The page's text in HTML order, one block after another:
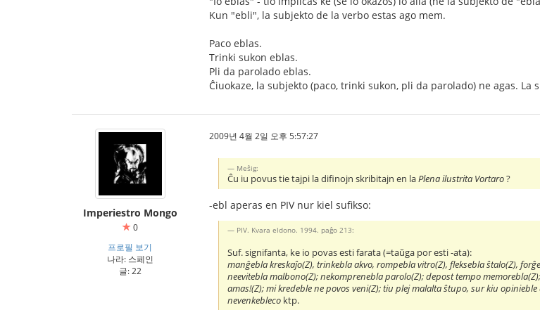
Kun "ebli", la subjekto de la verbo estas ago mem.
Paco eblas.
Trinki sukon eblas.
Pli da parolado eblas.
Ĉiuokaze, la subjekto (paco, trinki sukon, pli da parolado) ne agas. La
Imperiestro Mongo
0
프로필 보기
나라: 스페인
글: 22
2009년 4월 2일 오후 5:57:27
Meŝig:
Ĉu iu povus tie tajpi la difinojn skribitajn en laPlena ilustrita Vortaro?
-ebl aperas en PIV nur kiel sufikso:
PIV. Kvara eldono. 1994. paĝo 213:
Suf. signifanta, ke io povas esti farata (=taŭga por esti -ata):
manĝebla kreskaĵo(Z), trinkebla akvo, rompebla vitro(Z), fleksebla ŝtalo(Z),
neevitebla malbono(Z); nekomprenebla parolo(Z); depost tempo
amas!(Z); mi kredeble ne povos veni(Z); tiu plej malalta ŝtupo, sur kiu
nevenkebleco ktp.